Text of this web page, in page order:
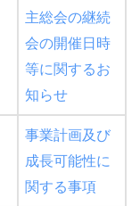
主総会の継続
会の開催日時
等に関するお
知らせ
事業計画及び
成長可能性に
関する事項